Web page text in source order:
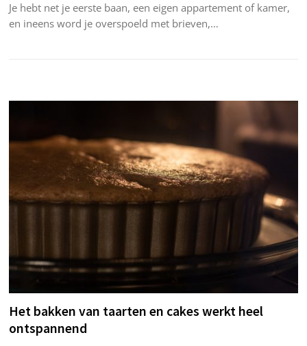
Je hebt net je eerste baan, een eigen appartement of kamer,
en ineens word je overspoeld met brieven,…
Het bakken van taarten en cakes werkt heel
ontspannend